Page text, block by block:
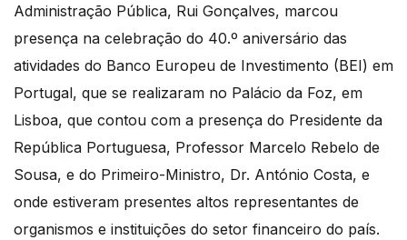
Administração Pública, Rui Gonçalves, marcou
presença na celebração do 40.º aniversário das
atividades do Banco Europeu de Investimento (BEI) em
Portugal, que se realizaram no Palácio da Foz, em
Lisboa, que contou com a presença do Presidente da
República Portuguesa, Professor Marcelo Rebelo de
Sousa, e do Primeiro-Ministro, Dr. António Costa, e
onde estiveram presentes altos representantes de
organismos e instituições do setor financeiro do país.